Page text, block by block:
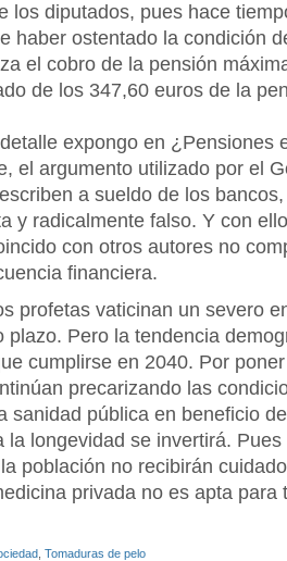
los diputados, pues hace
haber ostentado la condición
el cobro de la pensión
de los 347,60 euros de la
expongo en ¿Pensiones
el argumento utilizado por el
a sueldo de los
y radicalmente falso. Y con
con otros autores no
financiera.
profetas vaticinan un severo
plazo. Pero la tendencia
cumplirse en 2040. Por
precarizando las
sanidad pública en beneficio
la longevidad se invertirá.
población no recibirán
privada no es apta
Tomaduras de pelo